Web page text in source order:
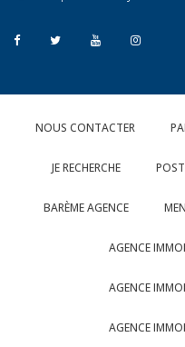
NOUS CONTACTER
JE RECHERCHE
BARÈME AGENCE
AGENCE
AGENCE
AGENCE